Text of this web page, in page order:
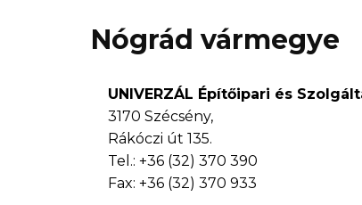
Nógrád vármegye
UNIVERZÁL Építőipari és
3170 Szécsény,
Rákóczi út 135.
Tel.: +36 (32) 370 390
Fax: +36 (32) 370 933